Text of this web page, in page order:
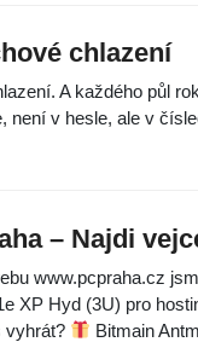
chlazení
A každého půl
v hesle, ale v
– Najdi
www.pcpraha.cz
XP Hyd (3U) pro
vyhrát? Bitmain